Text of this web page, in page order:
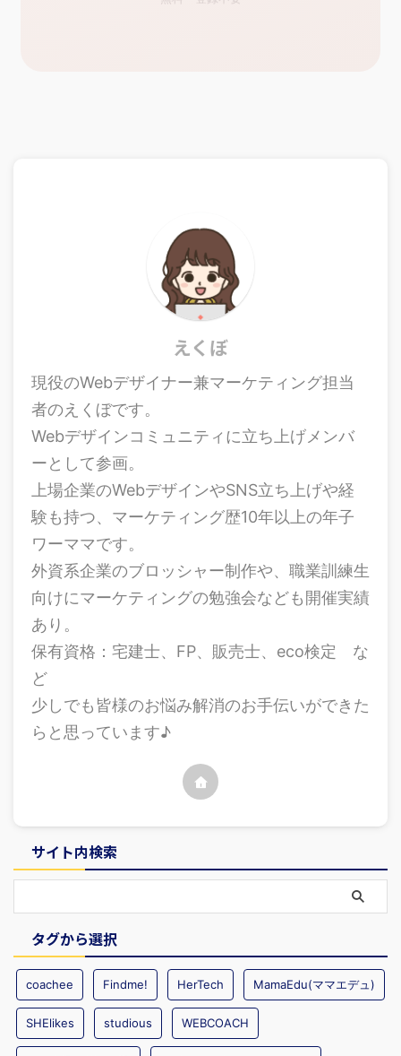
えくぼ
現役のWebデザイナー兼マーケティング担当
者のえくぼです。
Webデザインコミュニティに立ち上げメンバ
ーとして参画。
上場企業のWebデザインやSNS立ち上げや経
験も持つ、マーケティング歴10年以上の年子
ワーママです。
外資系企業のブロッシャー制作や、職業訓練生
向けにマーケティングの勉強会なども開催実績
あり。
保有資格：宅建士、FP、販売士、eco検定 な
ど
少しでも皆様のお悩み解消のお手伝いができた
らと思っています♪
サイト内検索
タグから選択
coachee Findme! HerTech MamaEdu(ママエデュ)
SHElikes studious WEBCOACH